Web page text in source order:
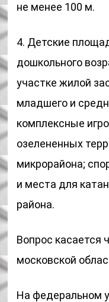
не менее 100 м.
4. Детские
дошкольного
участке жилой
младшего и
комплексные
озелененных
микрорайона;
и места для
района.
Вопрос касается
московской
На федеральном